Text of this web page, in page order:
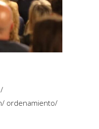
/ ordenamiento/